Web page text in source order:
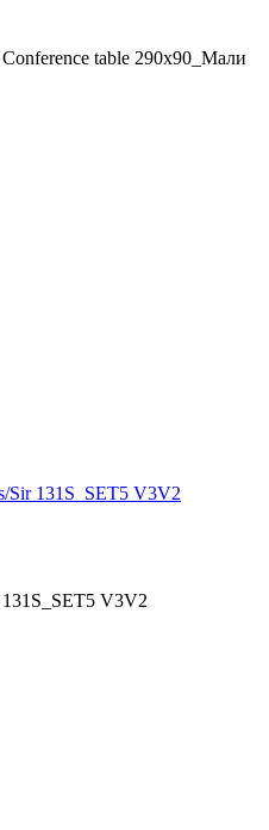
table 290x90_Мали
Sir 131S_SET5 V3V2
V3V2